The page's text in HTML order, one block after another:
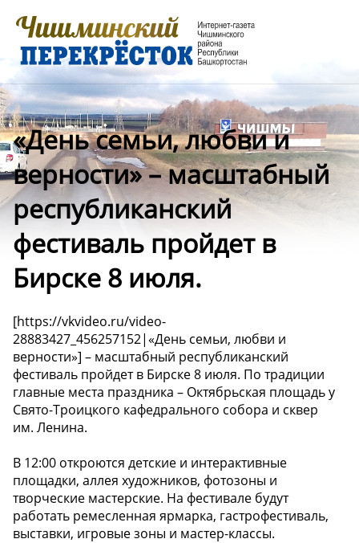
«День семьи, любви и
верности» – масштабный
республиканский
фестиваль пройдет в
Бирске 8 июля.
[https://vkvideo.ru/video-
28883427_456257152|«День семьи, любви и
верности»] – масштабный республиканский
фестиваль пройдет в Бирске 8 июля. По традиции
главные места праздника – Октябрьская площадь у
Свято-Троицкого кафедрального собора и сквер
им. Ленина.
В 12:00 откроются детские и интерактивные
площадки, аллея художников, фотозоны и
творческие мастерские. На фестивале будут
работать ремесленная ярмарка, гастрофестиваль,
выставки, игровые зоны и мастер-классы.